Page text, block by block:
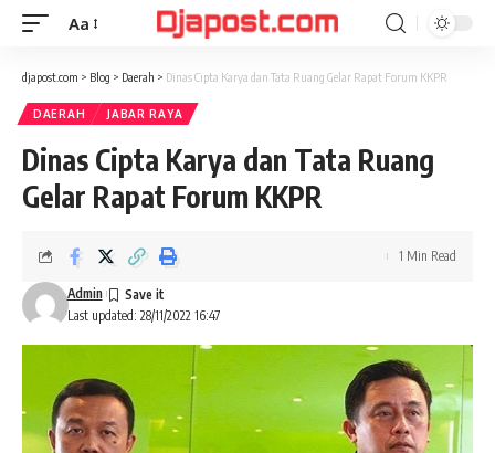
Font
Aa
djapost.com > Blog > Daerah > Dinas Cipta Karya dan Tata Ruang Gelar Rapat Forum KKPR
DAERAH JABAR RAYA
Dinas Cipta Karya dan Tata Ruang
Gelar Rapat Forum KKPR
Last updated: 28/11/2022 16:47
Admin
1 Min Read